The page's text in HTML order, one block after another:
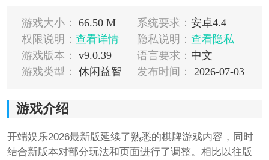
游戏大小： 66.50 M 系统要求： 安卓4.4
权限说明： 查看详情 隐私说明： 查看隐私
游戏版本：
v9.0.39 语言要求： 中文
游戏类型：
休闲益智 发布时间： 2026-07-03
游戏介绍
开端娱乐2026最新版延续了熟悉的棋牌游戏内容，同时
结合新版本对部分玩法和页面进行了调整。相比以往版